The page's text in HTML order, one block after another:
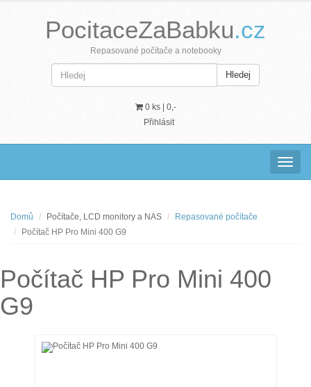
PocitaceZaBabku.cz
Repasované počítače a notebooky
Hledej
0 ks | 0,-
Přihlásit
Domů Počítače, LCD monitory a NAS
Repasované počítače
Počítač HP Pro Mini 400 G9
Počítač HP Pro Mini 400
G9